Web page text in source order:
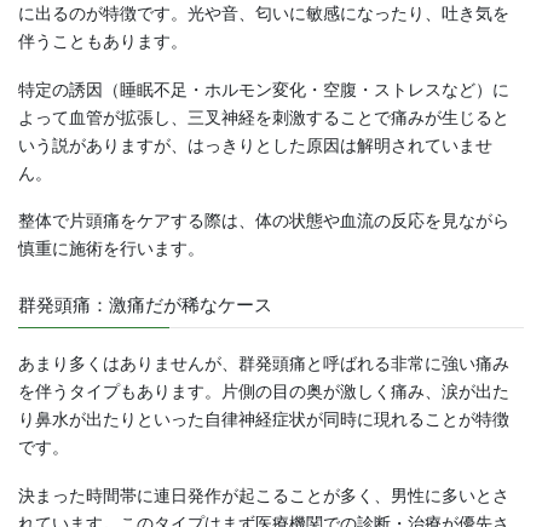
に出るのが特徴です。光や音、匂いに敏感になったり、吐き気を
伴うこともあります。
特定の誘因（睡眠不足・ホルモン変化・空腹・ストレスなど）に
よって血管が拡張し、三叉神経を刺激することで痛みが生じると
いう説がありますが、はっきりとした原因は解明されていませ
ん。
整体で片頭痛をケアする際は、体の状態や血流の反応を見ながら
慎重に施術を行います。
群発頭痛：激痛だが稀なケース
あまり多くはありませんが、群発頭痛と呼ばれる非常に強い痛み
を伴うタイプもあります。片側の目の奥が激しく痛み、涙が出た
り鼻水が出たりといった自律神経症状が同時に現れることが特徴
です。
決まった時間帯に連日発作が起こることが多く、男性に多いとさ
れています。このタイプはまず医療機関での診断・治療が優先さ